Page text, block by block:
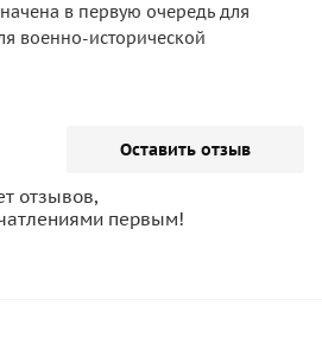
в первую очередь для
военно-исторической
Оставить отзыв
отзывов,
первым!